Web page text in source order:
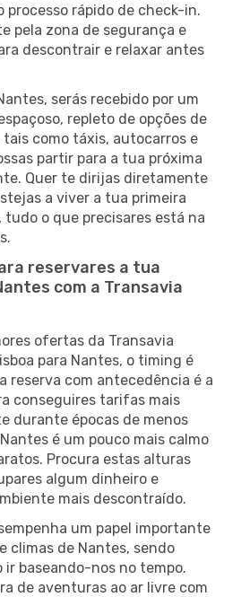
processo rápido de check-in.
pela zona de segurança e
descontrair e relaxar antes
serás recebido por um
repleto de opções de
como táxis, autocarros e
partir para a tua próxima
Quer te dirijas diretamente
a viver a tua primeira
o que precisares está na
reservares a tua
com a Transavia
ofertas da Transavia
para Nantes, o timing é
reserva com antecedência é a
conseguires tarifas mais
durante épocas de menos
é um pouco mais calmo
Procura estas alturas
algum dinheiro e
mais descontraído.
um papel importante
climas de Nantes, sendo
ir baseando-nos no tempo.
de aventuras ao ar livre com